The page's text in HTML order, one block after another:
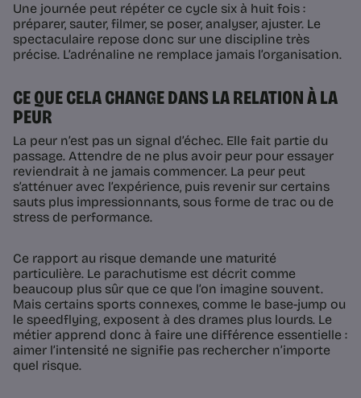
Une journée peut répéter ce cycle six à huit fois :
préparer, sauter, filmer, se poser, analyser, ajuster. Le
spectaculaire repose donc sur une discipline très
précise. L’adrénaline ne remplace jamais l’organisation.
CE QUE CELA CHANGE DANS LA RELATION À LA
PEUR
La peur n’est pas un signal d’échec. Elle fait partie du
passage. Attendre de ne plus avoir peur pour essayer
reviendrait à ne jamais commencer. La peur peut
s’atténuer avec l’expérience, puis revenir sur certains
sauts plus impressionnants, sous forme de trac ou de
stress de performance.
Ce rapport au risque demande une maturité
particulière. Le parachutisme est décrit comme
beaucoup plus sûr que ce que l’on imagine souvent.
Mais certains sports connexes, comme le base-jump ou
le speedflying, exposent à des drames plus lourds. Le
métier apprend donc à faire une différence essentielle :
aimer l’intensité ne signifie pas rechercher n’importe
quel risque.